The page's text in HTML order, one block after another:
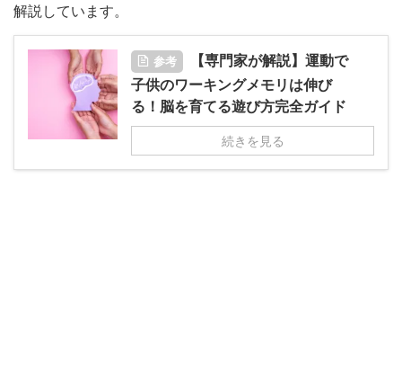
解説しています。
参考
【専門家が解説】運動で
子供のワーキングメモリは伸び
る！脳を育てる遊び方完全ガイド
続きを見る